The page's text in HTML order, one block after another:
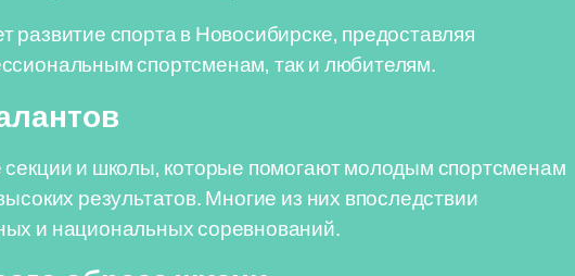
развитие спорта в Новосибирске, предоставляя
спортсменам, так и любителям.
секции и школы, которые помогают молодым спортсменам
результатов. Многие из них впоследствии
и национальных соревнований.